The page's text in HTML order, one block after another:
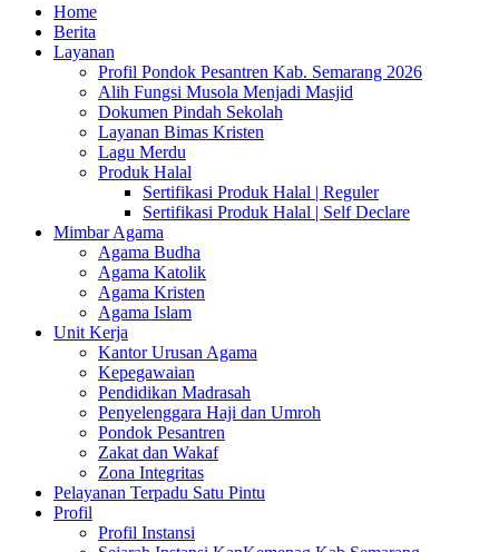
Home
Berita
Layanan
Profil Pondok Pesantren Kab. Semarang 2026
Alih Fungsi Musola Menjadi Masjid
Dokumen Pindah Sekolah
Layanan Bimas Kristen
Lagu Merdu
Produk Halal
Sertifikasi Produk Halal | Reguler
Sertifikasi Produk Halal | Self Declare
Mimbar Agama
Agama Budha
Agama Katolik
Agama Kristen
Agama Islam
Unit Kerja
Kantor Urusan Agama
Kepegawaian
Pendidikan Madrasah
Penyelenggara Haji dan Umroh
Pondok Pesantren
Zakat dan Wakaf
Zona Integritas
Pelayanan Terpadu Satu Pintu
Profil
Profil Instansi